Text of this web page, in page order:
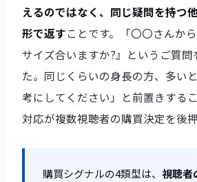
えるのではなく、同じ疑問を持つ
形で返すことです。「〇〇さんか
サイズ合いますか?』というご質問
た。同じくらいの身長の方、多い
考にしてください」と前置きする
対応が複数視聴者の購買決定を後押
購買シグナルの4類型は、 視聴者